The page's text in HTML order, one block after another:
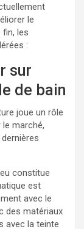
le
les
:
sur
de bain
joue un rôle
le marché,
constitue
est
avec le
des matériaux
avec la teinte